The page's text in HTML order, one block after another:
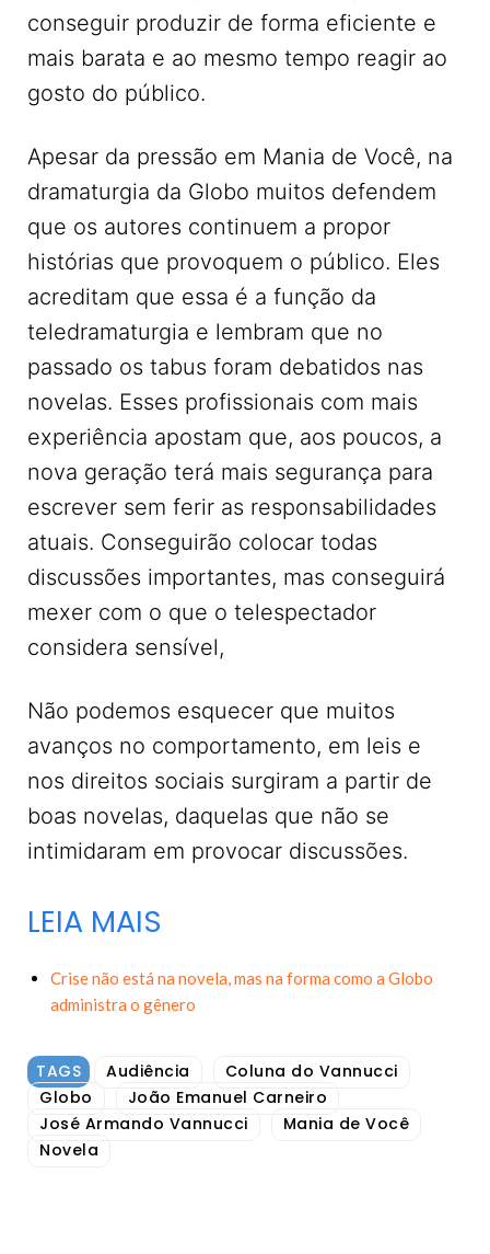
conseguir produzir de forma eficiente e
mais barata e ao mesmo tempo reagir ao
gosto do público.
Apesar da pressão em Mania de Você, na
dramaturgia da Globo muitos defendem
que os autores continuem a propor
histórias que provoquem o público. Eles
acreditam que essa é a função da
teledramaturgia e lembram que no
passado os tabus foram debatidos nas
novelas. Esses profissionais com mais
experiência apostam que, aos poucos, a
nova geração terá mais segurança para
escrever sem ferir as responsabilidades
atuais. Conseguirão colocar todas
discussões importantes, mas conseguirá
mexer com o que o telespectador
considera sensível,
Não podemos esquecer que muitos
avanços no comportamento, em leis e
nos direitos sociais surgiram a partir de
boas novelas, daquelas que não se
intimidaram em provocar discussões.
LEIA MAIS
Crise não está na novela, mas na forma como a Globo
administra o gênero
TAGS Audiência
Coluna do Vannucci
Globo
João Emanuel Carneiro
José Armando Vannucci
Mania de Você
Novela